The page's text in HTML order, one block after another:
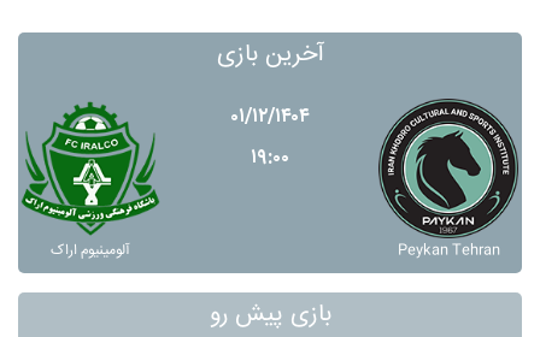
آخرین بازی
آلومينيوم اراک
۰۱/۱۲/۱۴۰۴
۱۹:۰۰
Peykan Tehran
بازی پیش رو